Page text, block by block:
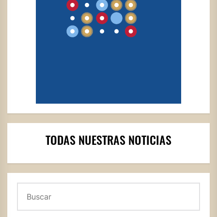
TODAS NUESTRAS NOTICIAS